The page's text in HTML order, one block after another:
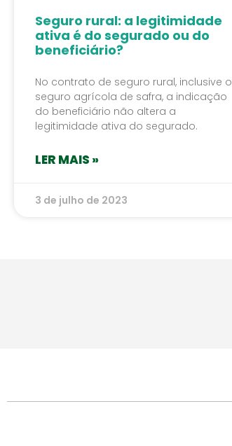
Seguro rural: a legitimidade
ativa é do segurado ou do
beneficiário?
No contrato de seguro rural, inclusive o
seguro agrícola de safra, a indicação
do beneficiário não altera a
legitimidade ativa do segurado.
LER MAIS »
3 de julho de 2023